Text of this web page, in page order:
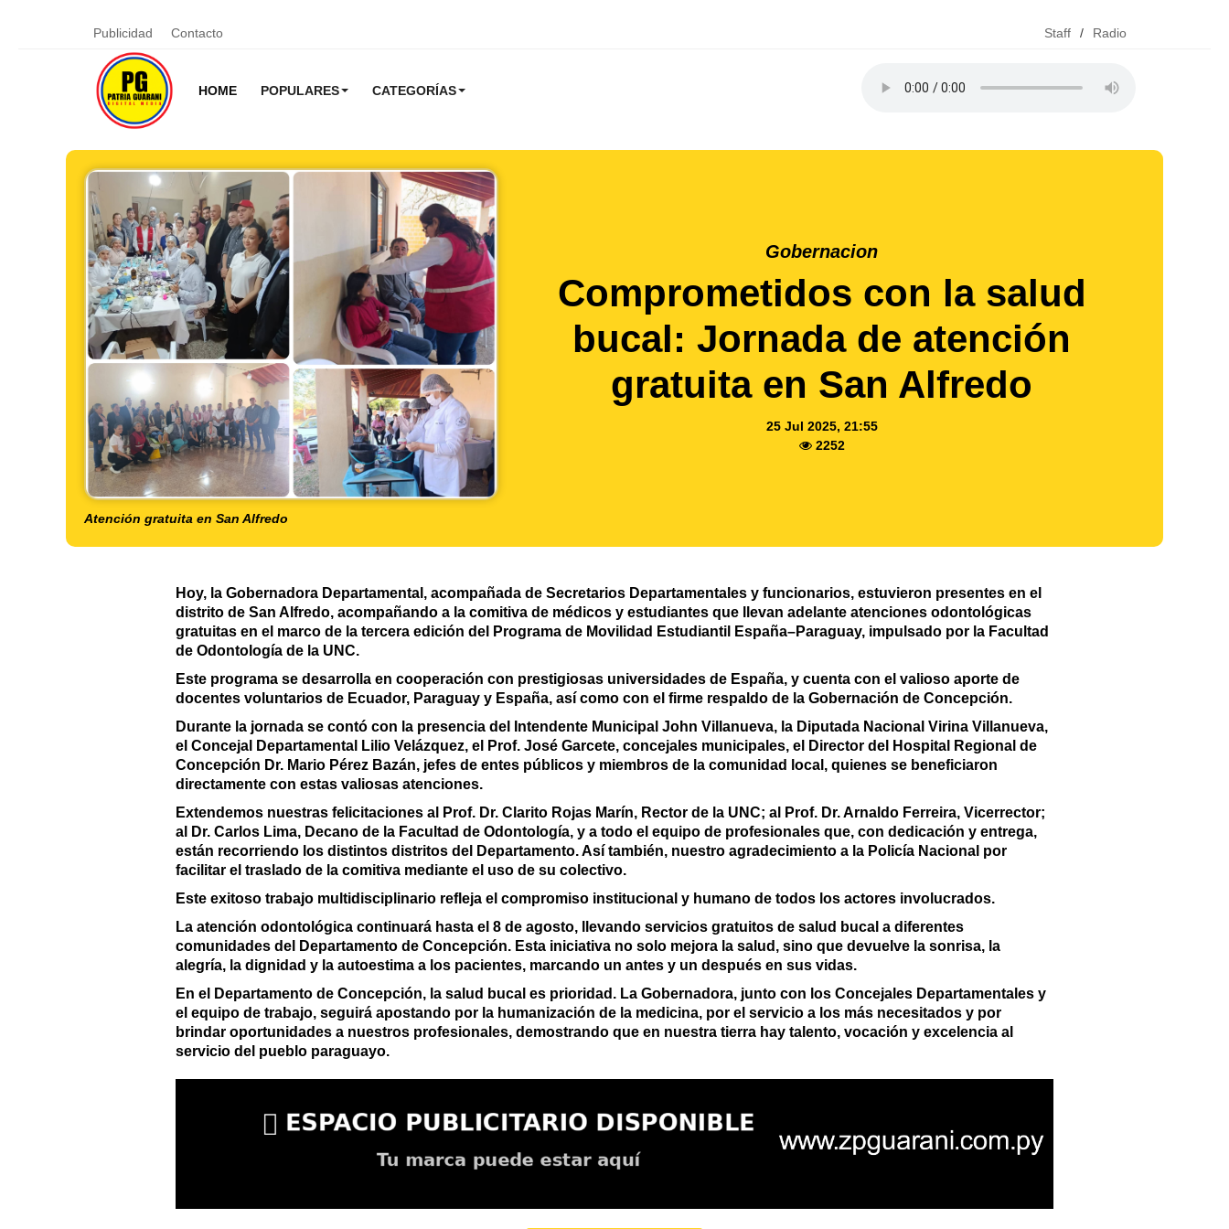
Publicidad Contacto Staff / Radio
HOME POPULARES CATEGORÍAS
Atención gratuita en San Alfredo
Gobernacion
Comprometidos con la salud
bucal: Jornada de atención
gratuita en San Alfredo
25 Jul 2025, 21:55
2252
Hoy, la Gobernadora Departamental, acompañada de Secretarios Departamentales y funcionarios, estuvieron presentes en el
distrito de San Alfredo, acompañando a la comitiva de médicos y estudiantes que llevan adelante atenciones odontológicas
gratuitas en el marco de la tercera edición del Programa de Movilidad Estudiantil España–Paraguay, impulsado por la Facultad
de Odontología de la UNC.
Este programa se desarrolla en cooperación con prestigiosas universidades de España, y cuenta con el valioso aporte de
docentes voluntarios de Ecuador, Paraguay y España, así como con el firme respaldo de la Gobernación de Concepción.
Durante la jornada se contó con la presencia del Intendente Municipal John Villanueva, la Diputada Nacional Virina Villanueva,
el Concejal Departamental Lilio Velázquez, el Prof. José Garcete, concejales municipales, el Director del Hospital Regional de
Concepción Dr. Mario Pérez Bazán, jefes de entes públicos y miembros de la comunidad local, quienes se beneficiaron
directamente con estas valiosas atenciones.
Extendemos nuestras felicitaciones al Prof. Dr. Clarito Rojas Marín, Rector de la UNC; al Prof. Dr. Arnaldo Ferreira, Vicerrector;
al Dr. Carlos Lima, Decano de la Facultad de Odontología, y a todo el equipo de profesionales que, con dedicación y entrega,
están recorriendo los distintos distritos del Departamento. Así también, nuestro agradecimiento a la Policía Nacional por
facilitar el traslado de la comitiva mediante el uso de su colectivo.
Este exitoso trabajo multidisciplinario refleja el compromiso institucional y humano de todos los actores involucrados.
La atención odontológica continuará hasta el 8 de agosto, llevando servicios gratuitos de salud bucal a diferentes
comunidades del Departamento de Concepción. Esta iniciativa no solo mejora la salud, sino que devuelve la sonrisa, la
alegría, la dignidad y la autoestima a los pacientes, marcando un antes y un después en sus vidas.
En el Departamento de Concepción, la salud bucal es prioridad. La Gobernadora, junto con los Concejales Departamentales y
el equipo de trabajo, seguirá apostando por la humanización de la medicina, por el servicio a los más necesitados y por
brindar oportunidades a nuestros profesionales, demostrando que en nuestra tierra hay talento, vocación y excelencia al
servicio del pueblo paraguayo.